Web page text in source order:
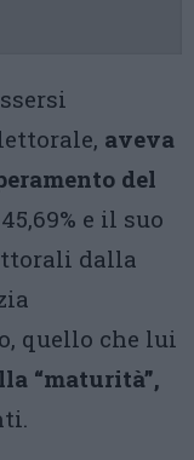
aveva
del
e il suo
dalla
quello che lui
“maturità”,